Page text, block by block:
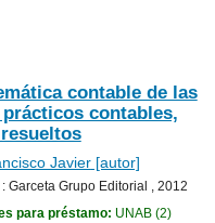
contable de las
contables,
Javier[autor]
Garceta Grupo Editorial , 2012
para préstamo: UNAB(2)